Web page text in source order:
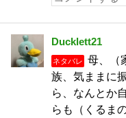
Ducklett21
ネタバレ
母、（
族、気ままに
ら、なんとか
らも（くるま